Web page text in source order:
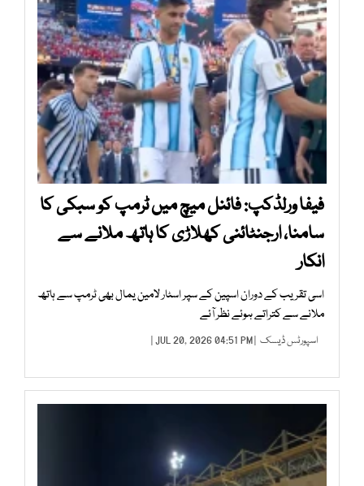
فیفا ورلڈکپ: فائنل میچ میں ٹرمپ کو سبکی کا
سامنا، ارجنٹائنی کھلاڑی کا ہاتھ ملانے سے
انکار
اسی تقریب کے دوران اسپین کے سپر اسٹار لامین یمال بھی ٹرمپ سے ہاتھ
ملانے سے کتراتے ہوئے نظر آئے
اسپورٹس ڈیسک | JUL 20, 2026 04:51 PM |